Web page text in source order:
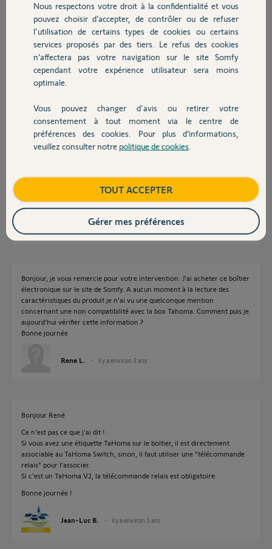
Chauffage
Autres produits
Devis avec un pro
Contact
boîtier électronique.
Pouvez vous me conseiller
Merci,
Rene L.
il y a environ 3 ans
Participer au fil de discussion
Réponses
Bonjour
Votre nouveau boitier, n'est-il pas estampillé TaHoma compatible ?
Jean-Luc B. il y a environ 3 ans
Bonjour, je vous remercie pour votre intervention. J’ai acheter ce boîtier
électronique sur le site de Somfy. A aucun moment à la lecture des
caractéristiques du produit je n’ai vu une quelconque mention
concernant une non compatibilité avec la box Tahoma. Comment puis je
aujourd’hui vérifier cette information ?
Bonne journée
Rene L. il y a environ 3 ans
Bonjour René
Ce n'est pas ce que j'ai dit !
Si vous avez une étiquette TaHoma sur le boitier, il est directement
associable au TaHoma Switch, sinon, il faut utiliser une "télécommande
relais" pour l'associer.
Si c'est un TaHoma V2, la télécommande relais est obligatoire.
Bonne journée !
Jean-Luc B. il y a environ 3 ans
Nous respectons votre droit à la confidentialité et vous
pouvez choisir d’accepter, de contrôler ou de refuser
l'utilisation de certains types de cookies ou certains
services proposés par des tiers. Le refus des cookies
n’affectera pas votre navigation sur le site Somfy
cependant votre expérience utilisateur sera moins
optimale.
Vous pouvez changer d'avis ou retirer votre
consentement à tout moment via le centre de
préférences des cookies. Pour plus d’informations,
veuillez consulter notre politique de cookies
TOUT ACCEPTER
Gérer mes préférences